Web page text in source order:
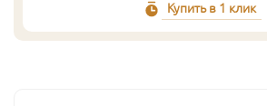
Купить в 1 клик